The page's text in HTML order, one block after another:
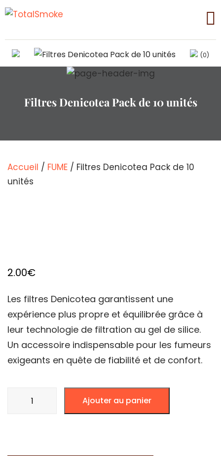
(0)
Filtres Denicotea Pack de 10 unités
Accueil / FUME / Filtres Denicotea Pack de 10
unités
2.00€
Les filtres Denicotea garantissent une
expérience plus propre et équilibrée grâce à
leur technologie de filtration au gel de silice.
Un accessoire indispensable pour les fumeurs
exigeants en quête de fiabilité et de confort.
Ajouter au panier